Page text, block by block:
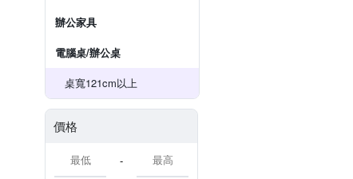
辦公家具
電腦桌/辦公桌
桌寬121cm以上
價格
-